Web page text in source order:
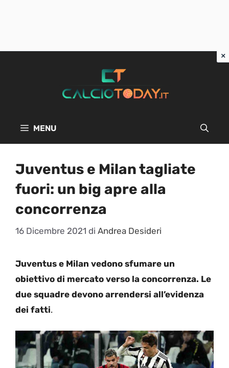
MENU
Juventus e Milan tagliate
fuori: un big apre alla
concorrenza
16 Dicembre 2021 di Andrea Desideri
Juventus e Milan vedono sfumare un
obiettivo di mercato verso la concorrenza. Le
due squadre devono arrendersi all’evidenza
dei fatti.